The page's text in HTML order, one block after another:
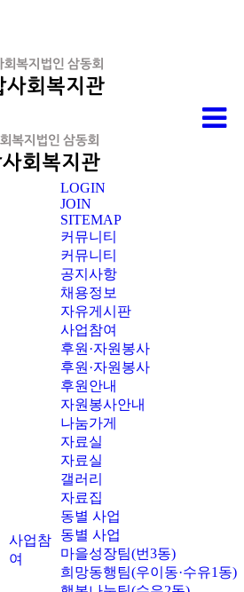
LOGIN
JOIN
SITEMAP
커뮤니티
커뮤니티
공지사항
채용정보
자유게시판
사업참여
후원·자원봉사
후원·자원봉사
후원안내
자원봉사안내
나눔가게
자료실
자료실
갤러리
자료집
동별 사업
동별 사업
마을성장팀(번3동)
희망동행팀(우이동·수유1동)
사업참
여